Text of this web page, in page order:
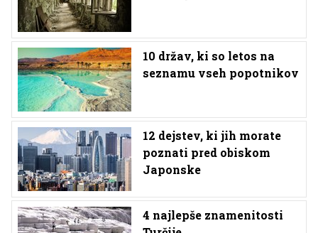
10 držav, ki so letos na
seznamu vseh popotnikov
12 dejstev, ki jih morate
poznati pred obiskom
Japonske
4 najlepše znamenitosti